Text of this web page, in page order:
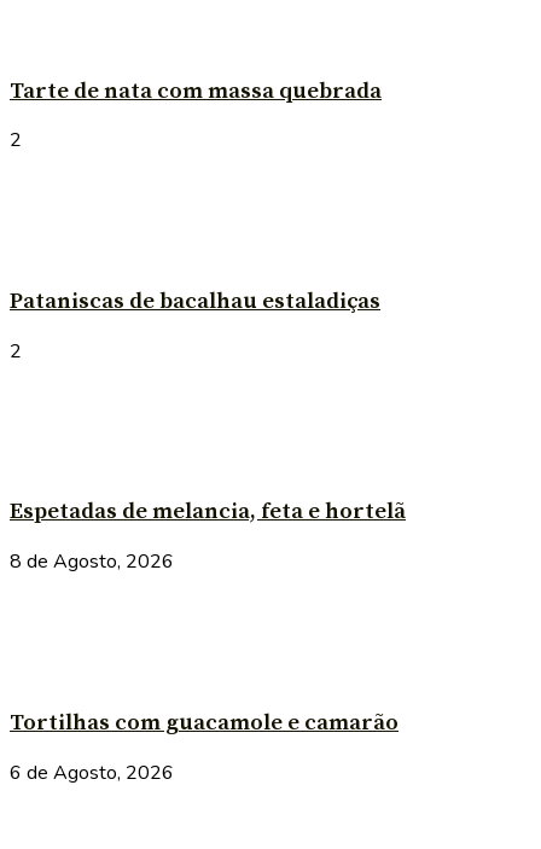
Tarte de nata com massa quebrada
2
Pataniscas de bacalhau estaladiças
2
Espetadas de melancia, feta e hortelã
8 de Agosto, 2026
Tortilhas com guacamole e camarão
6 de Agosto, 2026